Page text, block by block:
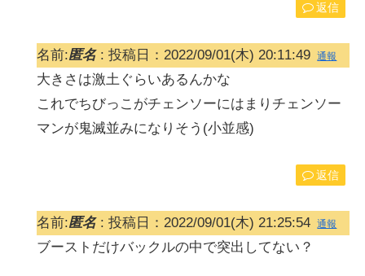
返信
名前:匿名: 投稿日：2022/09/01(木) 20:11:49 通報
大きさは激土ぐらいあるんかな
これでちびっこがチェンソーにはまりチェンソー
マンが鬼滅並みになりそう(小並感)
返信
名前:匿名: 投稿日：2022/09/01(木) 21:25:54 通報
ブーストだけバックルの中で突出してない？